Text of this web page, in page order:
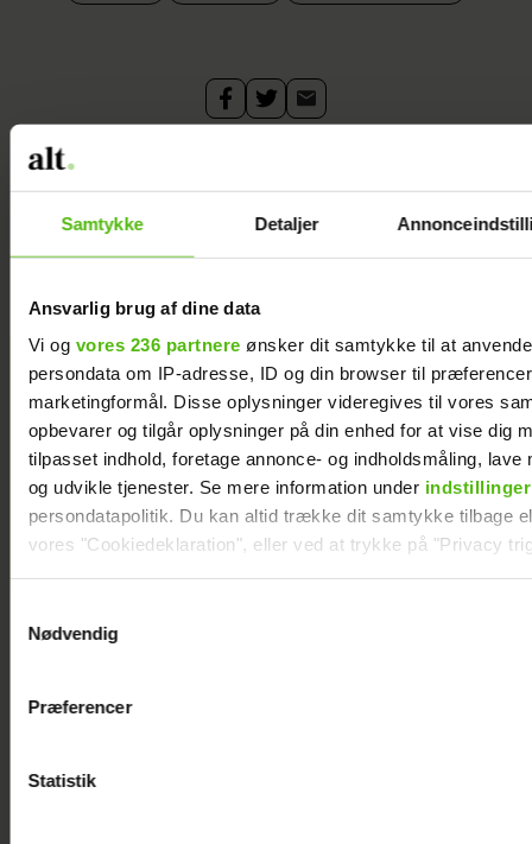
Samtykke Detaljer
Ansvarlig brug af dine data
Vi og vores 236 partnere ønsker dit samtykke til at
persondata om IP-adresse, ID og din browser til
marketingformål. Disse oplysninger videregives til vores
opbevarer og tilgår oplysninger på din enhed for at vise dig
tilpasset indhold, foretage annonce- og indholdsmåling, lave
og udvikle tjenester. Se mere information under indstillinger
persondatapolitik. Du kan altid trække dit samtykke tilbage
vores "Cookiedeklaration", eller ved at trykke på "Privacy
Vi anvender egne cookies og cookies fra tredjeparter til at
generere statistik og huske dine præferencer samt til brug
Nødvendig
Præferencer
Statistik
Langeberg på
kærestedate:
Gør det første